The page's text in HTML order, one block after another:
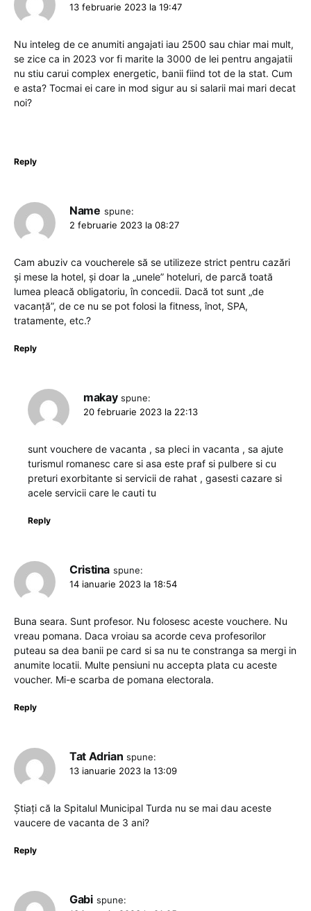
13 februarie 2023 la 19:47
Nu inteleg de ce anumiti angajati iau 2500 sau chiar mai mult,
se zice ca in 2023 vor fi marite la 3000 de lei pentru angajatii
nu stiu carui complex energetic, banii fiind tot de la stat. Cum
e asta? Tocmai ei care in mod sigur au si salarii mai mari decat
noi?
Reply
Name spune:
2 februarie 2023 la 08:27
Cam abuziv ca voucherele să se utilizeze strict pentru cazări
și mese la hotel, și doar la „unele” hoteluri, de parcă toată
lumea pleacă obligatoriu, în concedii. Dacă tot sunt „de
vacanță”, de ce nu se pot folosi la fitness, înot, SPA,
tratamente, etc.?
Reply
makay spune:
20 februarie 2023 la 22:13
sunt vouchere de vacanta , sa pleci in vacanta , sa ajute
turismul romanesc care si asa este praf si pulbere si cu
preturi exorbitante si servicii de rahat , gasesti cazare si
acele servicii care le cauti tu
Reply
Cristina spune:
14 ianuarie 2023 la 18:54
Buna seara. Sunt profesor. Nu folosesc aceste vouchere. Nu
vreau pomana. Daca vroiau sa acorde ceva profesorilor
puteau sa dea banii pe card si sa nu te constranga sa mergi in
anumite locatii. Multe pensiuni nu accepta plata cu aceste
voucher. Mi-e scarba de pomana electorala.
Reply
Tat Adrian spune:
13 ianuarie 2023 la 13:09
Știați că la Spitalul Municipal Turda nu se mai dau aceste
vaucere de vacanta de 3 ani?
Reply
Gabi spune: